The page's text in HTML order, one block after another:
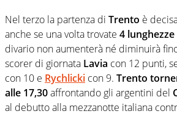
Nel terzo la partenza di Trento è
anche se una volta trovate 4
divario non aumenterà né diminuirà
scorer di giornata Lavia con 12 punti,
con 10 e Rychlicki con 9. Trento
alle 17,30affrontando gli argentini del
al debutto alla mezzanotte italiana